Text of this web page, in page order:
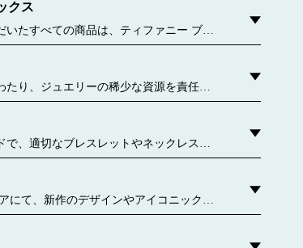
クス
いたすべての商品は、ティファニー ブル
たします。この有名なパッケージが誕生
今ではすべてのブルー ボックスおよびブ
料や再生紙から作られています。 詳しく
たり、ジュエリーの稀少な資源を責任を
てきました。 詳しく見る
で、適切なブレスレットやネックレス、
さい。
にて、新作のデザインやアイコニックな
さい。 お近くのティファニー ストアはこ